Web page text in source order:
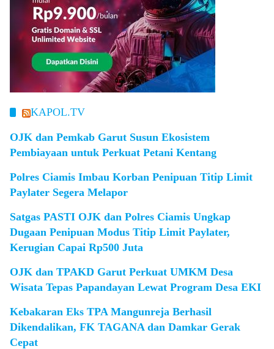
KAPOL.TV
OJK dan Pemkab Garut Susun Ekosistem
Pembiayaan untuk Perkuat Petani Kentang
Polres Ciamis Imbau Korban Penipuan Titip Limit
Paylater Segera Melapor
Satgas PASTI OJK dan Polres Ciamis Ungkap
Dugaan Penipuan Modus Titip Limit Paylater,
Kerugian Capai Rp500 Juta
OJK dan TPAKD Garut Perkuat UMKM Desa
Wisata Tepas Papandayan Lewat Program Desa EKI
Kebakaran Eks TPA Mangunreja Berhasil
Dikendalikan, FK TAGANA dan Damkar Gerak
Cepat